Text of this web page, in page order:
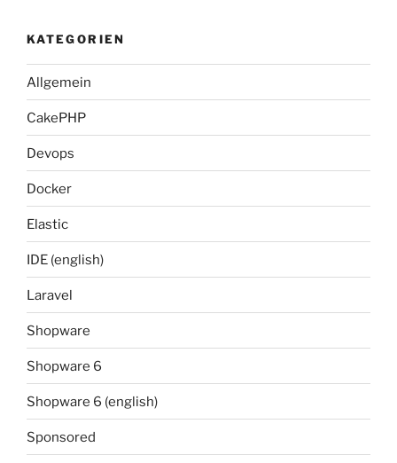
KATEGORIEN
Allgemein
CakePHP
Devops
Docker
Elastic
IDE (english)
Laravel
Shopware
Shopware 6
Shopware 6 (english)
Sponsored